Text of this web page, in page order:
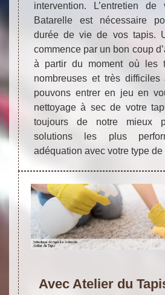
intervention. L’entretien
Batarelle est nécessaire
durée de vie de vos tapis.
commence par un bon coup
à partir du moment où les
nombreuses et très difficiles
pouvons entrer en jeu en
nettoyage à sec de votre
toujours de notre mieux
solutions les plus
adéquation avec votre type de
Avec Atelier du